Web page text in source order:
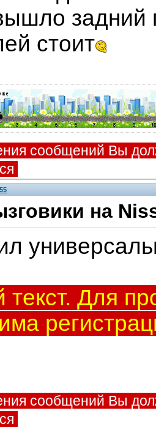
задний
стоит
сообщений Вы
на
Для
сообщений Вы